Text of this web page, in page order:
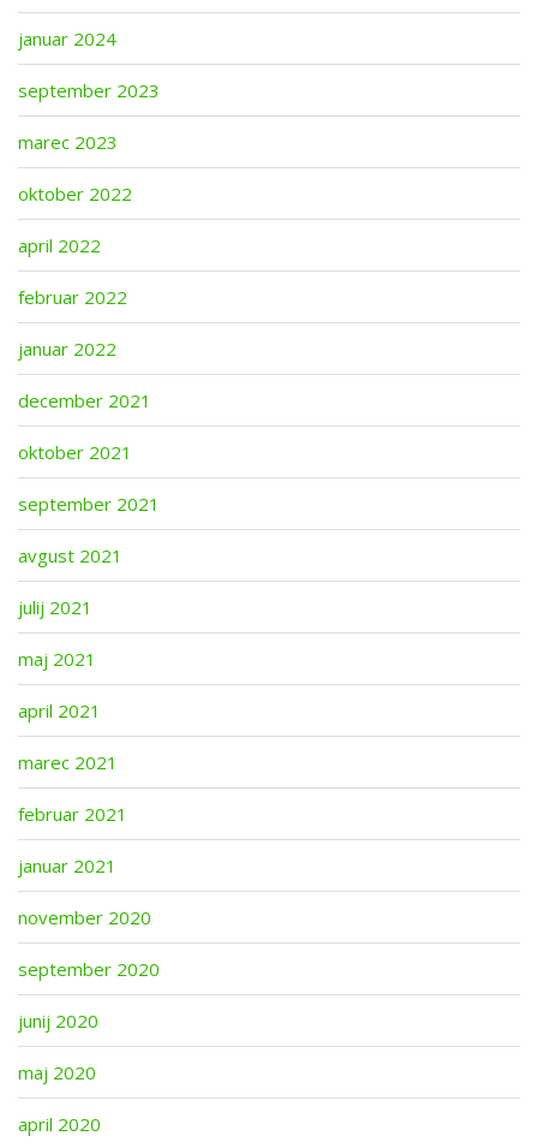
januar 2024
september 2023
marec 2023
oktober 2022
april 2022
februar 2022
januar 2022
december 2021
oktober 2021
september 2021
avgust 2021
julij 2021
maj 2021
april 2021
marec 2021
februar 2021
januar 2021
november 2020
september 2020
junij 2020
maj 2020
april 2020